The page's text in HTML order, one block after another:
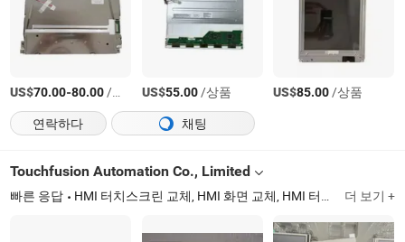
US$70.00-80.00/상품 US$55.00/상품 US$85.00/상품
연락하다
채팅
Touchfusion Automation Co., Limited
빠른 응답 HMI 터치스크린 교체, HMI 화면 교체, HMI 터치필름, HMI 멤브레인, 멤브레인 오버레이, HMI 패널, 플라스틱 하우징 케이스, TFT LCD 디스플레이, 터치 패널 멤브레인 키패드, HMI 화면 오버레이 더 보기 +